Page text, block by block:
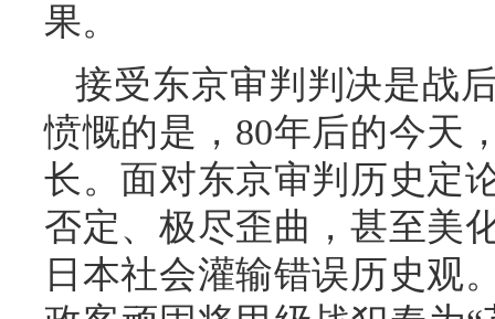
果。
接受东京审判判决是战
愤慨的是，80年后的今天
长。面对东京审判历史定
否定、极尽歪曲，甚至美
日本社会灌输错误历史观